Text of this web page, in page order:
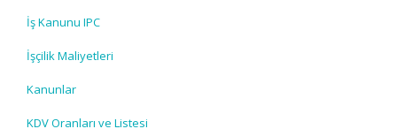
İş Kanunu IPC
İşçilik Maliyetleri
Kanunlar
KDV Oranları ve Listesi